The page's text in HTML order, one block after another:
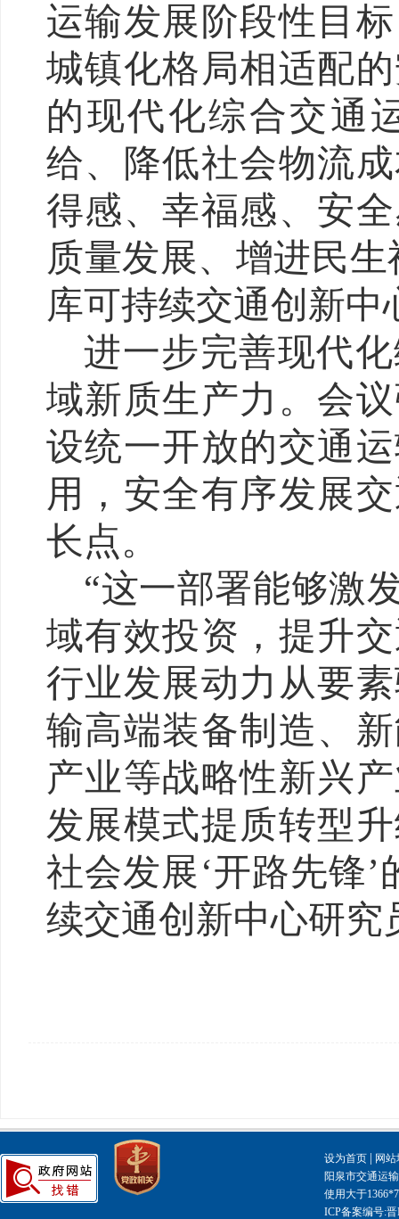
运输发展阶段性目
城镇化格局相适配
的现代化综合交通
给、降低社会物流
得感、幸福感、安
质量发展、增进民
库可持续交通创新
进一步完善现代
域新质生产力。会
设统一开放的交通
用，安全有序发展
长点。
“这一部署能够激
域有效投资，提升
行业发展动力从要
输高端装备制造、
产业等战略性新兴
发展模式提质转型
社会发展‘开路先锋
续交通创新中心研究
设为首页
网
阳泉市交通运
使用大于
ICP备案编号:晋